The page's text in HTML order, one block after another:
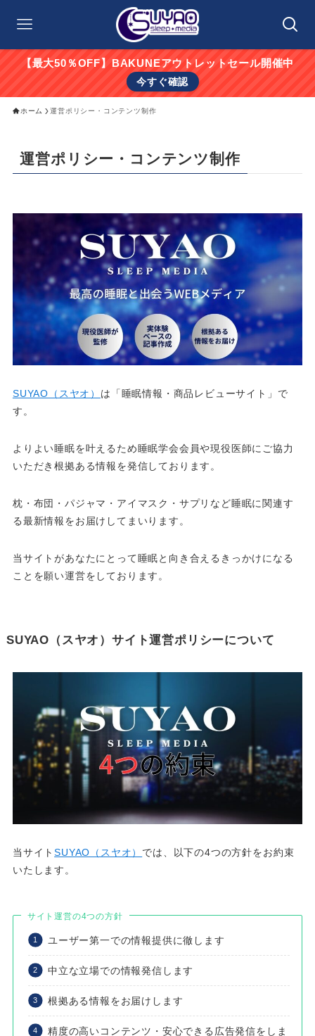
【最大50％OFF】BAKUNEアウトレットセール開催中
今すぐ確認
ホーム 運営ポリシー・コンテンツ制作
運営ポリシー・コンテンツ制作
SUYAO（スヤオ） は「睡眠情報・商品レビューサイト」で
す。
よりよい睡眠を叶えるため睡眠学会会員や現役医師にご協力
いただき根拠ある情報を発信しております。
枕・布団・パジャマ・アイマスク・サプリなど睡眠に関連す
る最新情報をお届けしてまいります。
当サイトがあなたにとって睡眠と向き合えるきっかけになる
ことを願い運営をしております。
SUYAO（スヤオ）サイト運営ポリシーについて
当サイトSUYAO（スヤオ） では、以下の4つの方針をお約束
いたします。
サイト運営の4つの方針
ユーザー第一での情報提供に徹します
中立な立場での情報発信します
根拠ある情報をお届けします
精度の高いコンテンツ・安心できる広告発信をしま